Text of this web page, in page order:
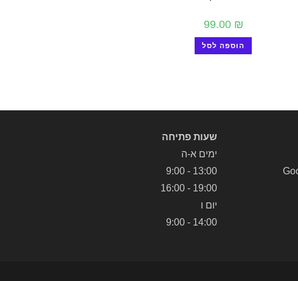
99.00 ₪
הוספה לסל
שעות פתיחה
ימים א-ה
13:00 - 9:00
19:00 - 16:00
יום ו
14:00 - 9:00